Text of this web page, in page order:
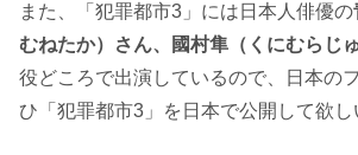
また、「犯罪都市3」には日本人俳優の
むねたか）さん、國村隼（くにむらじ
役どころで出演しているので、日本の
ひ「犯罪都市3」を日本で公開して欲し